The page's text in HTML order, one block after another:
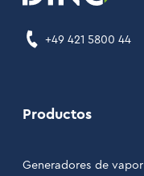
+49 421 5800 44
Productos
Generadores de vapor